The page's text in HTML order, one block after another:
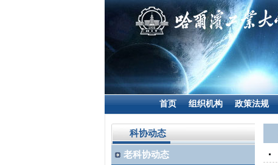
首页 组织机构 政策法规
科协动态
老科协动态